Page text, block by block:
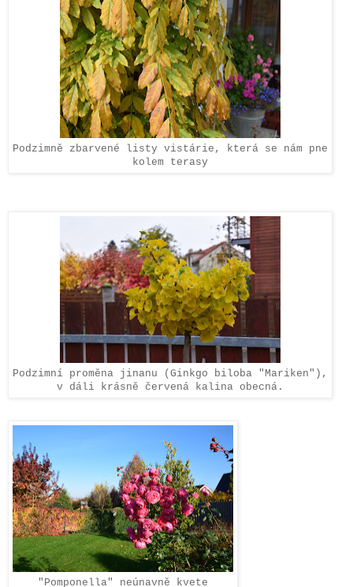
Podzimně zbarvené listy vistárie, která se nám pne
kolem terasy
Podzimní proměna jinanu (Ginkgo biloba "Mariken"),
v dáli krásně červená kalina obecná.
"Pomponella" neúnavně kvete